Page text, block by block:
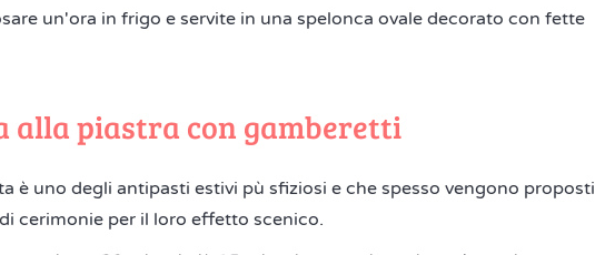
un'ora in frigo e servite in una spelonca ovale decorato con fette
alla piastra con gamberetti
è uno degli antipasti estivi pù sfiziosi e che spesso vengono proposti
cerimonie per il loro effetto scenico.